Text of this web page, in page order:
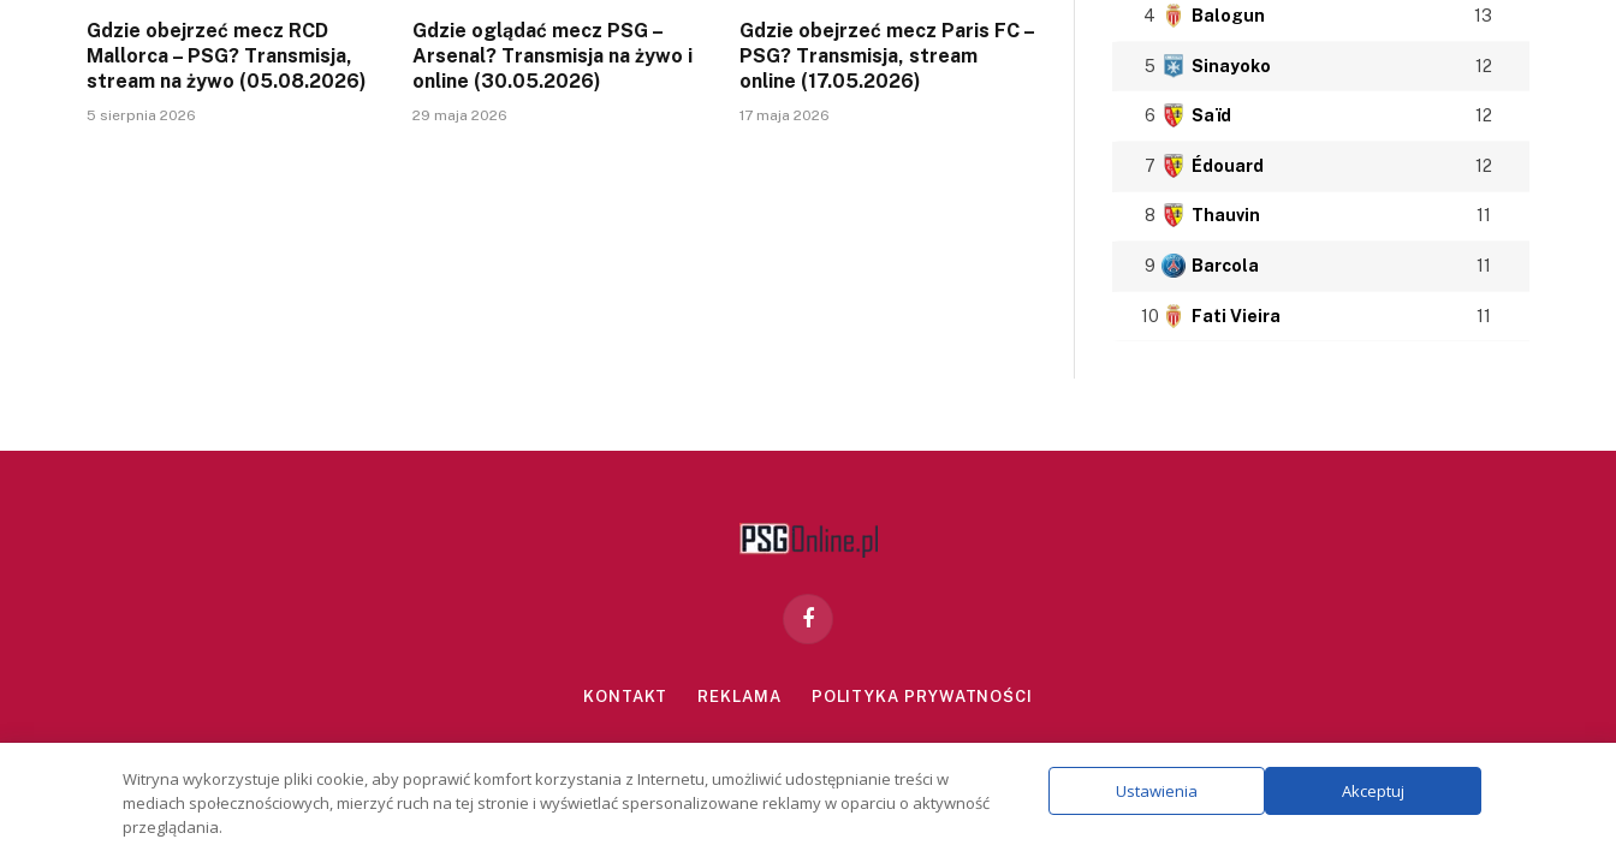
Gdzie obejrzeć mecz RCD
Mallorca – PSG? Transmisja,
stream na żywo (05.08.2026)
5 sierpnia 2026
Gdzie oglądać mecz PSG –
Arsenal? Transmisja na żywo i
online (30.05.2026)
29 maja 2026
Gdzie obejrzeć mecz Paris FC –
PSG? Transmisja, stream
online (17.05.2026)
17 maja 2026
4 Balogun 13
5 Sinayoko 12
6 Saïd 12
7 Édouard 12
8 Thauvin 11
9 Barcola 11
10 Fati Vieira 11
Facebook
KONTAKT REKLAMA POLITYKA PRYWATNOŚCI
Copyright © 2026 PSGonline.pl
Witryna wykorzystuje pliki cookie, aby poprawić komfort korzystania z Internetu, umożliwić udostępnianie treści w
mediach społecznościowych, mierzyć ruch na tej stronie i wyświetlać spersonalizowane reklamy w oparciu o aktywność
przeglądania.
Ustawienia Akceptuj